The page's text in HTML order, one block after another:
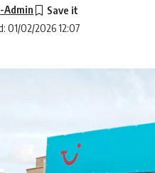
01/02/2026 12:07
Admin